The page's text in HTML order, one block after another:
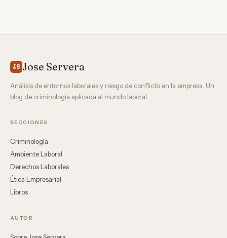
JS Jose Servera
Análisis de entornos laborales y riesgo de conflicto en la empresa. Un
blog de criminología aplicada al mundo laboral.
SECCIONES
Criminología
Ambiente Laboral
Derechos Laborales
Ética Empresarial
Libros
AUTOR